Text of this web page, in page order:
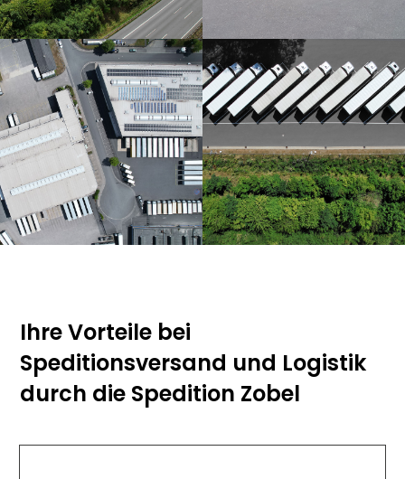
Ihre Vorteile bei
Speditionsversand und Logistik
durch die Spedition Zobel